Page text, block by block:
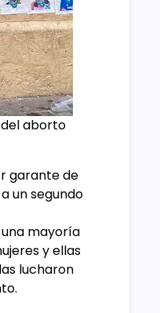
del aborto
garante de
un segundo
mayoría
y ellas
lucharon